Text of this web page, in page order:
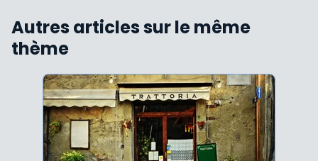
Autres articles sur le même
thème